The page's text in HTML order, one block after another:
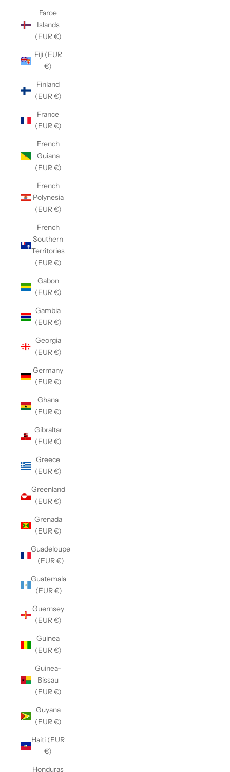
Faroe
Islands
(EUR €)
Fiji (EUR
€)
Finland
(EUR €)
France
(EUR €)
French
Guiana
(EUR €)
French
Polynesia
(EUR €)
French
Southern
Territories
(EUR €)
Gabon
(EUR €)
Gambia
(EUR €)
Georgia
(EUR €)
Germany
(EUR €)
Ghana
(EUR €)
Gibraltar
(EUR €)
Greece
(EUR €)
Greenland
(EUR €)
Grenada
(EUR €)
Guadeloupe
(EUR €)
Guatemala
(EUR €)
Guernsey
(EUR €)
Guinea
(EUR €)
Guinea-
Bissau
(EUR €)
Guyana
(EUR €)
Haiti (EUR
€)
Honduras